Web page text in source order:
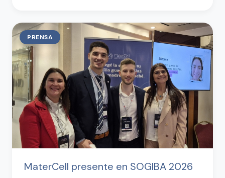
PRENSA
MaterCell presente en SOGIBA 2026